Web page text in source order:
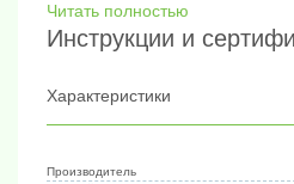
однослойного адаптера, 50-
адаптера
Точная скорость вращения
Низкий уровень шума
комбинировать, они
Читать полностью
Инструкции и
Характеристики
Производитель